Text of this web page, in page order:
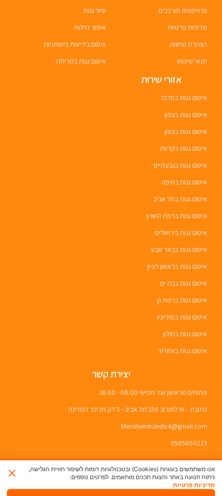
פרוייקטים מורכבים
מדיניות פרטיות
הצהרת נגישות
תנאי שימוש
סיוד גגות
איתור נזילות
איטום ביריעות ביטומניות
איטום גגות במריחה
אזורי שירות
איטום גגות במרכז
איטום גגות בצפון
איטום גגות בצפון
איטום גגות בקריות
איטום גגות בגבעתיים
איטום גגות בחיפה
איטום גגות בתל אביב
איטום גגות ברמת השרון
איטום גגות בירושלים
איטום גגות בבאר שבע
איטום גגות בראשון לציון
איטום גגות בבת ים
איטום גגות ברמת גן
איטום גגות במודיעין
איטום גגות בחולון
איטום גגות באשדוד
יצירת קשר
פתוחים מראשון ועד חמישי 08:00 - 18:00
כתובת - ארלוזורוב 156 תל אביב - 5 דק מכיכר המדינה
Menahemtoledo4@gmail.com
0505650223
×
אנו משתמשים בעוגיות (Cookies) ובטכנולוגיות דומות לשיפור חוויית הגלישה,
ניתוח תנועה באתר והצגת תכנים מותאמים. לפרטים נוספים:
מדיניות פרטיות